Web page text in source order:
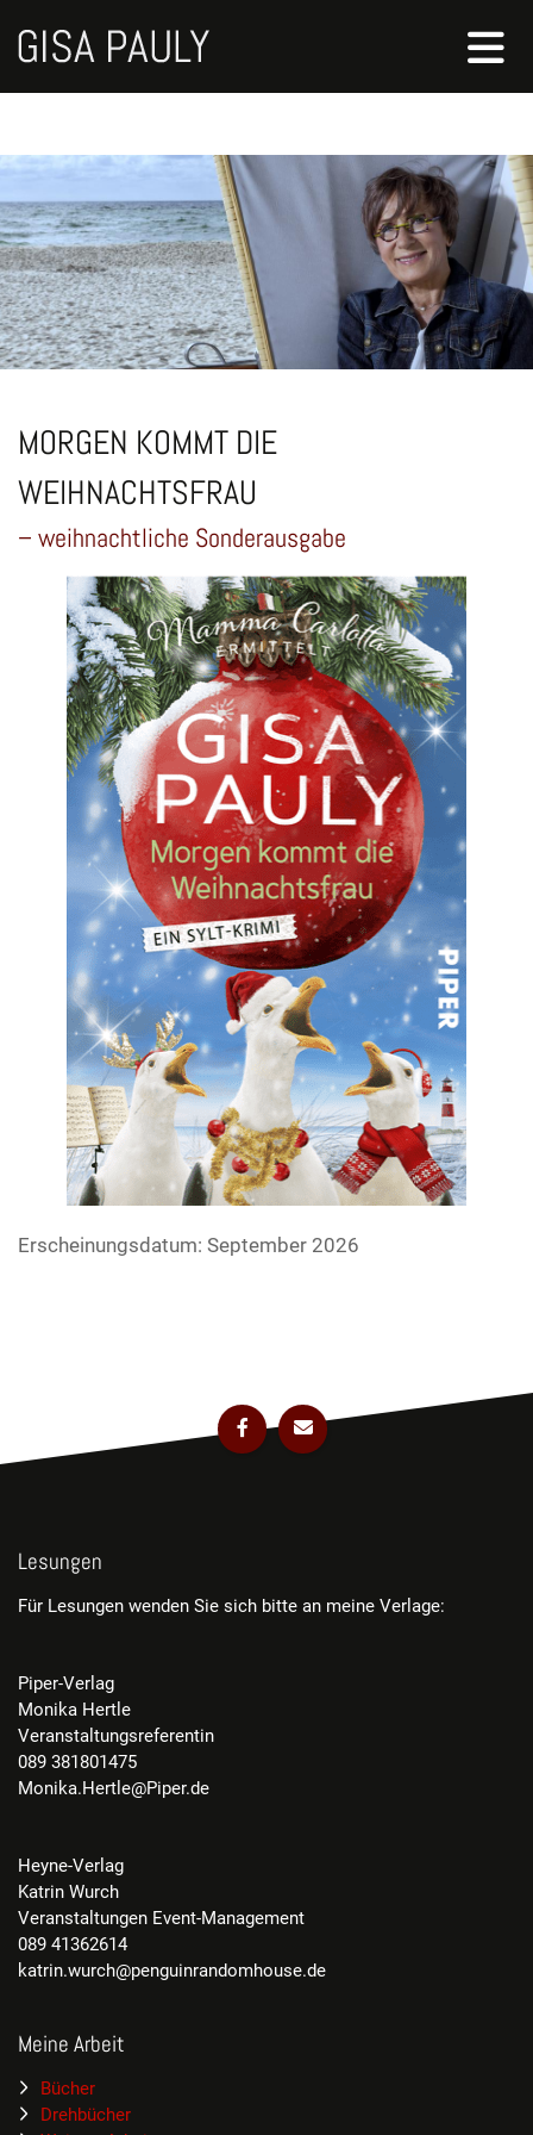
MORGEN KOMMT DIE
WEIHNACHTSFRAU
– weihnachtliche Sonderausgabe
Erscheinungsdatum: September 2026
Lesungen
Für Lesungen wenden Sie sich bitte an meine Verlage:
Piper-Verlag
Monika Hertle
Veranstaltungsreferentin
089 381801475
Monika.Hertle@Piper.de
Heyne-Verlag
Katrin Wurch
Veranstaltungen Event-Management
089 41362614
katrin.wurch@penguinrandomhouse.de
Meine Arbeit
Bücher
Drehbücher